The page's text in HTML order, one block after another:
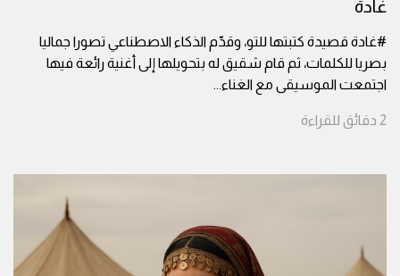
غادة
#غادة قصيدة كتبتها للتو، وقدّم الذكاء الاصطناعي تصورا جماليا
بصريا للكلمات، ثم قام شقيق له بتحويلها إلى أغنية رائعة فيها
اجتمعت الموسيقى مع الغناء...
2 دقائق للقراءة